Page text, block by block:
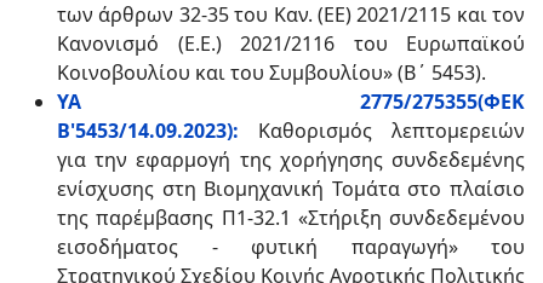
των άρθρων 32-35 του Καν. (ΕΕ) 2021/2115 και τον
Κανονισμό (Ε.Ε.) 2021/2116 του Ευρωπαϊκού
Κοινοβουλίου και του Συμβουλίου» (Β΄ 5453).
ΥΑ 2775/275355(ΦΕΚ
Β'5453/14.09.2023):
Καθορισμός λεπτομερειών
για την εφαρμογή της χορήγησης συνδεδεμένης
ενίσχυσης στη Βιομηχανική Τομάτα στο πλαίσιο
της παρέμβασης Π1-32.1 «Στήριξη συνδεδεμένου
εισοδήματος - φυτική παραγωγή» του
Στρατηγικού Σχεδίου Κοινής Αγροτικής Πολιτικής